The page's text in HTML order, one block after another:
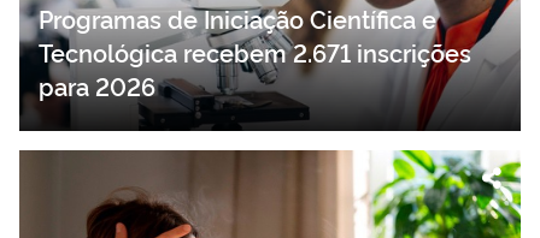
Programas de Iniciação Científica e
Tecnológica recebem 2.671 inscrições
para 2026